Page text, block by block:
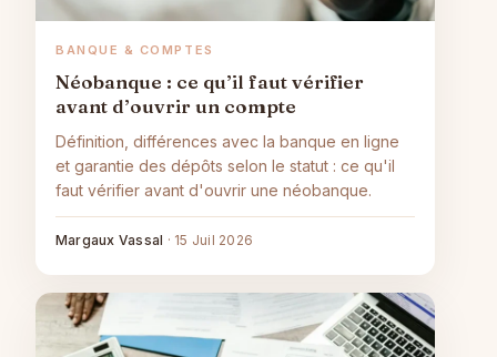
BANQUE & COMPTES
Néobanque : ce qu’il faut vérifier
avant d’ouvrir un compte
Définition, différences avec la banque en ligne
et garantie des dépôts selon le statut : ce qu'il
faut vérifier avant d'ouvrir une néobanque.
Margaux Vassal · 15 Juil 2026